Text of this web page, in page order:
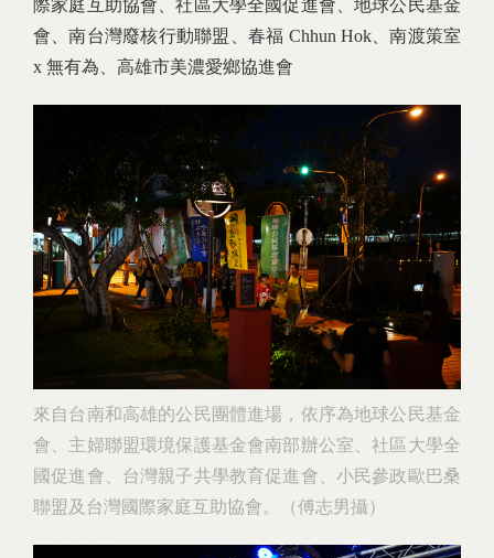
際家庭互助協會、社區大學全國促進會、地球公民基金
會、南台灣廢核行動聯盟、春福 Chhun Hok、南渡策室
x 無有為、高雄市美濃愛鄉協進會
來自台南和高雄的公民團體進場，依序為地球公民基金
會、主婦聯盟環境保護基金會南部辦公室、社區大學全
國促進會、台灣親子共學教育促進會、小民參政歐巴桑
聯盟及台灣國際家庭互助協會。（傅志男攝）